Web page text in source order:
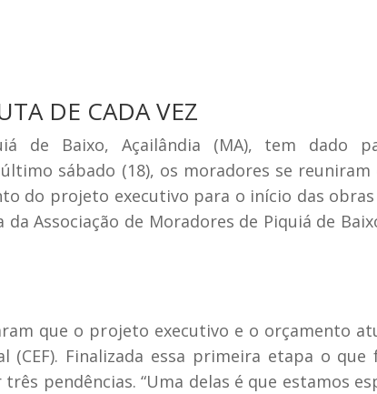
DE CADA VEZ
de Baixo, Açailândia (MA), tem dado
sábado (18), os moradores se
do projeto executivo para o início das
Associação de Moradores de Piquiá de
que o projeto executivo e o orçamento
(CEF). Finalizada essa primeira etapa o
pendências. “Uma delas é que estamos